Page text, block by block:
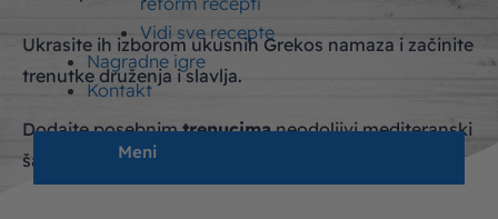
Vidi sve recepte
Nagradne igre
Kontakt
Meni
Ukrasite ih izborom ukusnih Grekos namaza i začinite
trenutke druženja i slavlja.
Dodajte posebnimtrenucimaneodoljivi mediteranski
šarm i uživajte.